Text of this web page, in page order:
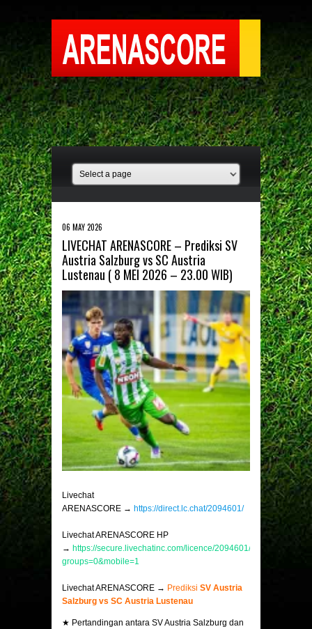
06 MAY 2026
LIVECHAT ARENASCORE – Prediksi SV
Austria Salzburg vs SC Austria
Lustenau ( 8 MEI 2026 – 23.00 WIB)
Livechat
ARENASCORE → https://direct.lc.chat/2094601/
Livechat ARENASCORE HP
→ https://secure.livechatinc.com/licence/2094601/v2/
groups=0&mobile=1
Livechat ARENASCORE → Prediksi SV Austria
Salzburg vs SC Austria Lustenau
★ Pertandingan antara SV Austria Salzburg dan